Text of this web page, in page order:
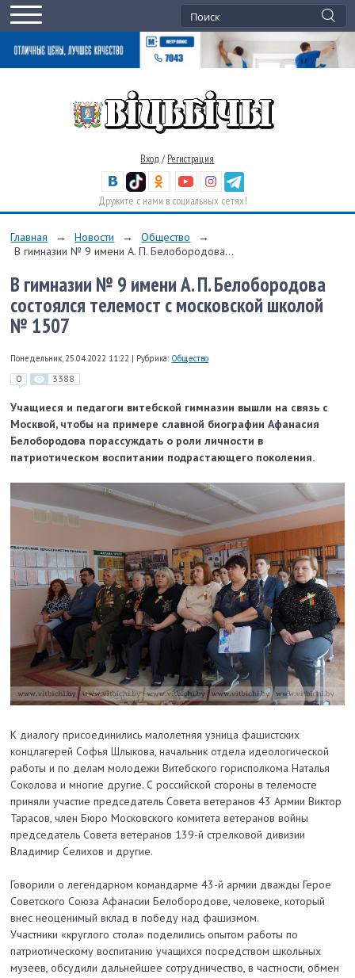
Вход / Регистрация
Дружите с нами в социальных сетях!
Главная → Новости → Общество
→
В гимназии № 9 имени А. П. Белобородова...
В гимназии № 9 имени А. П. Белобородова
состоялся телемост с московской школой
№ 1507
Понедельник, 25.04.2022 11:22 | Рубрика: Общество
0 3388
Учащиеся и педагоги витебской гимназии вышли на связь с
Москвой, чтобы на примере славной биографии Афанасия
Белобородова порассуждать о роли личности в
патриотическом воспитании подрастающего поколения.
К диалогу присоединились малолетняя узница фашистских
концлагерей Софья Шлыкова, начальник отдела идеологической
работы и по делам молодежи Витебского горисполкома Наталья
Соколова и многие другие. С российской стороны в телемосте
приняли участие председатель Совета ветеранов 43 Армии Виктор
Тарасов, член Бюро Московского комитета ветеранов войны
председатель Совета ветеранов 139-й стрелковой дивизии
Владимир Селихов и другие.
Говорили о легендарном командарме 43-й армии дважды Герое
Советского Союза Афанасии Белобородове, человеке, который
внес неоценимый вклад в победу над фашизмом.
Участники «круглого стола» поделились опытом работы по
патриотическому воспитанию учащихся посредством школьных
музеев, обсудили дальнейшее сотрудничество, в частности, обмен